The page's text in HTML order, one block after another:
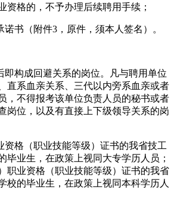
资格的，不予办理后续聘用手续；
书（附件3，原件，须本人签名）。
构成回避关系的岗位。凡与聘用单位
直系血亲关系、三代以内旁系血亲或者
，不得报考该单位负责人员的秘书或者
岗位，以及有直接上下级领导关系的岗
格（职业技能等级）证书的我省技工
毕业生，在政策上视同大专学历人员；
职业资格（职业技能等级）证书的我省
校的毕业生，在政策上视同本科学历人